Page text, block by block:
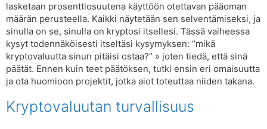
lasketaan prosenttiosuutena käyttöön otettavan pääoman
määrän perusteella. Kaikki näytetään sen selventämiseksi, ja
sinulla on se, sinulla on kryptosi itsellesi. Tässä vaiheessa
kysyt todennäköisesti itseltäsi kysymyksen: “mikä
kryptovaluutta sinun pitäisi ostaa?” » joten tiedä, että sinä
päätät. Ennen kuin teet päätöksen, tutki ensin eri omaisuutta
ja ota huomioon projektit, jotka aiot toteuttaa niiden takana.
Kryptovaluutan turvallisuus